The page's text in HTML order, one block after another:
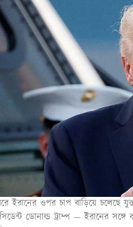
ইরানের ওপর চাপ বাড়িয়ে চলেছে
ডোনাল্ড ট্রাম্প — ইরানের